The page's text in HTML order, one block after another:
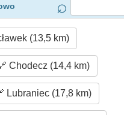
(13,5 km)
Chodecz (14,4 km)
Lubraniec (17,8 km)